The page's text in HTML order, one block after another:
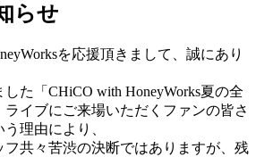
らせ
を応援頂きまして、誠にあり
た「CHiCO with HoneyWorks夏の全
イブにご来場いただくファンの皆さ
理由により、
フ共々苦渋の決断ではありますが、残